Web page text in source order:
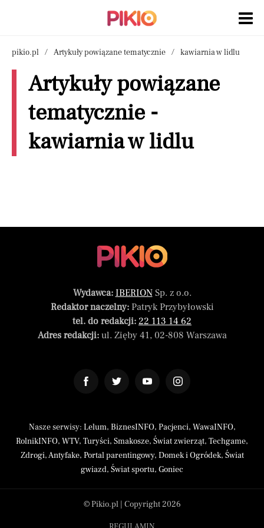
pikio.pl Artykuły powiązane tematycznie kawiarnia w lidlu
Artykuły powiązane
tematycznie -
kawiarnia w lidlu
Wydawca: IBERIONSp. z o.o.
Redaktor naczelny:Patryk Przybyłowski
tel. do redakcji: 22 113 14 62
Adres redakcji:ul. Zięby 41, 02-808 Warszawa
Nasze serwisy: Lelum, BiznesINFO, Pacjenci, WawaINFO,
RolnikINFO, WTV, Turyści, Smakosze, Świat zwierząt, Techgame,
Zdrogi,Antyfake, Portal parentingowy, Domek i Ogródek, Świat
gwiazd, Świat sportu, Goniec
© Pikio.pl | Copyright 2026